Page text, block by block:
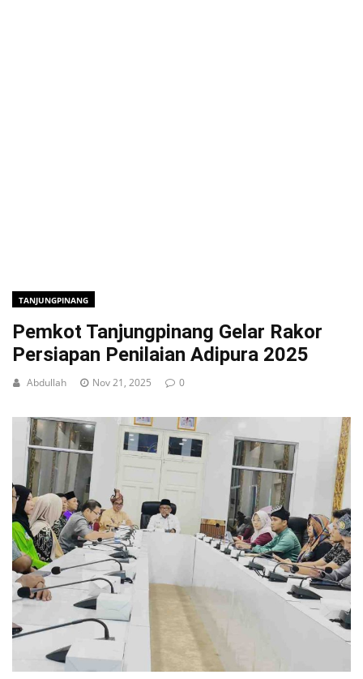
TANJUNGPINANG
Pemkot Tanjungpinang Gelar Rakor
Persiapan Penilaian Adipura 2025
Abdullah Nov 21, 2025 0